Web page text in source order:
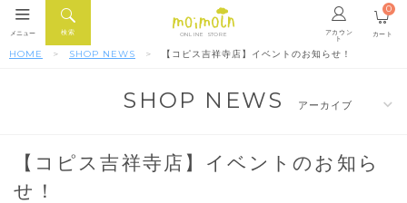
ONLINE STORE アカウン
ト
検索
メニュー カート
0
HOME SHOP NEWS 【コピス吉祥寺店】イベントのお知らせ！
SHOP NEWS
【コピス吉祥寺店】イベントのお知ら
せ！